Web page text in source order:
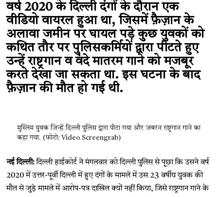
वर्ष 2020 के दिल्ली दंगों के दौरान एक
वीडियो वायरल हुआ था, जिसमें फ़ैज़ान के
अलावा जमीन पर घायल पड़े कुछ युवकों को
कथित तौर पर पुलिसकर्मियों द्वारा पीटते हुए
उन्हें राष्ट्रगान व वंदे मातरम गाने को मजबूर
करते देखा जा सकता था. इस घटना के बाद
फ़ैज़ान की मौत हो गई थी.
मुस्लिम युवक जिन्हें दिल्ली पुलिस द्वारा पीटा गया और जबरन राष्ट्रगान गाने का
कहा गया. (फोटो: Video Screengrab)
नई दिल्ली:दिल्ली हाईकोर्ट ने मंगलवार को दिल्ली पुलिस से पूछा कि उसने वर्ष
2020 में उत्तर-पूर्वी दिल्ली में हुए दंगों के मामले में उस 23 वर्षीय युवक की
मौत से जुड़े मामले में आरोप-पत्र दाखिल क्यों नहीं किया, जिसे राष्ट्रगान गाने के